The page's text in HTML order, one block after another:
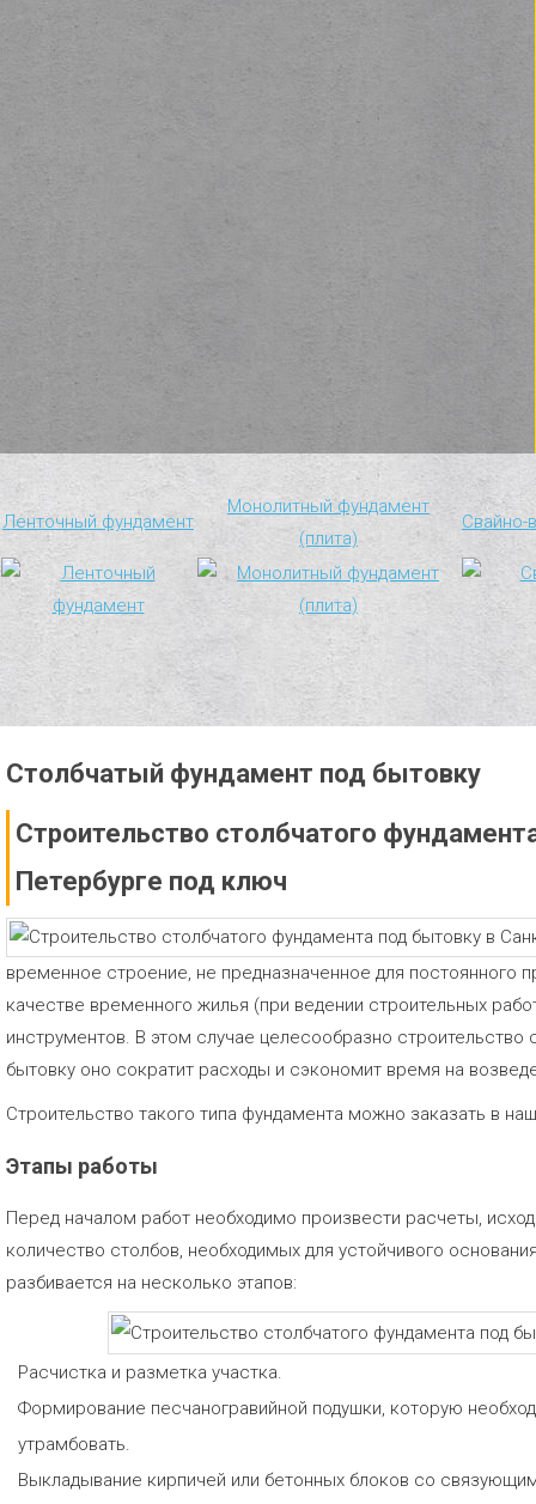
Ленточный фундамент
Монолитный фундамент
(плита)
Свайно-
Столбчатый фундамент под бытовку
Строительство столбчатого
Петербурге под ключ
временное строение, не предназначенное для постоянного
качестве временного жилья (при ведении строительных
инструментов. В этом случае целесообразно строительство
бытовку оно сократит расходы и сэкономит время на
Строительство такого типа фундамента можно заказать в
Этапы работы
Перед началом работ необходимо произвести расчеты,
количество столбов, необходимых для устойчивого
разбивается на несколько этапов:
Расчистка и разметка участка.
Формирование песчаногравийной подушки, которую
утрамбовать.
Выкладывание кирпичей или бетонных блоков со